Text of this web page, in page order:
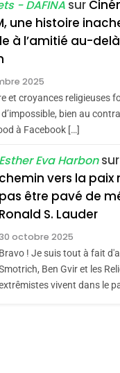
Rapport D’ADL
Contre
FRANCE ISRAÉL
RÉSILIENTE :
POURQUOI JE
REVENDIQUE
JUDAÏTE Par
Zrihen-Dvir
ISRAÉL JUDAISME
CE QUI NOUS
MANQUE –
Hadida
JUDAISME
Maroc : Les
De Tafraout, Le
De Tadla Azilal
Consacrés
Du Terroir
DAFINA MAROC
- DAFINA sur
une histoire
à l’amitié au-
2025
et croyances religieuses
bien au
à Facebook […]
Esther Eva Harbonsur
chemin vers la paix
pas être pavé de
Ronald S. Lauder
30 octobre 2025
Bravo ! Je suis tout à fait
Ben Gvir et les
vivent dans le